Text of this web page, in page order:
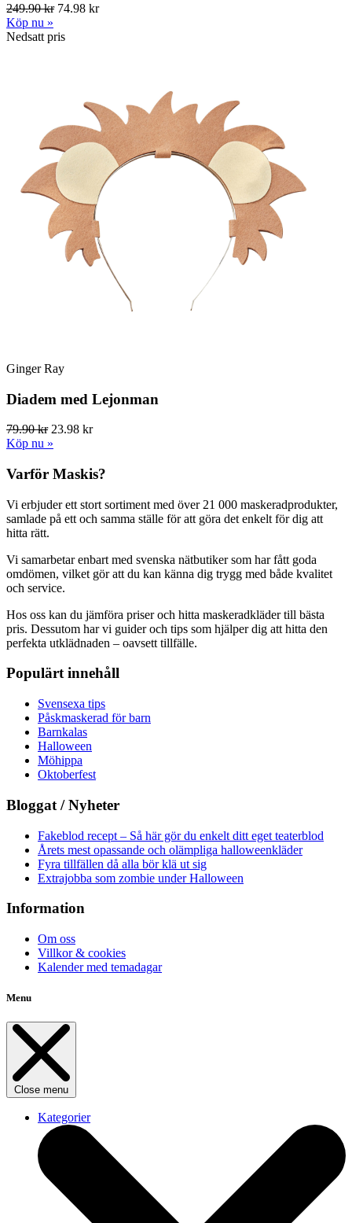
249.90 kr74.98 kr
Köp nu »
Nedsatt pris
Ginger Ray
Diadem med Lejonman
79.90 kr23.98 kr
Köp nu »
Varför Maskis?
Vi erbjuder ett stort sortiment med över 21 000 maskeradprodukter,
samlade på ett och samma ställe för att göra det enkelt för dig att
hitta rätt.
Vi samarbetar enbart med svenska nätbutiker som har fått goda
omdömen, vilket gör att du kan känna dig trygg med både kvalitet
och service.
Hos oss kan du jämföra priser och hitta maskeradkläder till bästa
pris. Dessutom har vi guider och tips som hjälper dig att hitta den
perfekta utklädnaden – oavsett tillfälle.
Populärt innehåll
Svensexa tips
Påskmaskerad för barn
Barnkalas
Halloween
Möhippa
Oktoberfest
Bloggat / Nyheter
Fakeblod recept – Så här gör du enkelt ditt eget teaterblod
Årets mest opassande och olämpliga halloweenkläder
Fyra tillfällen då alla bör klä ut sig
Extrajobba som zombie under Halloween
Information
Om oss
Villkor & cookies
Kalender med temadagar
Menu
Close menu
Kategorier